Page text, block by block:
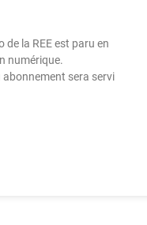
de la REE est paru en
numérique.
sera servi